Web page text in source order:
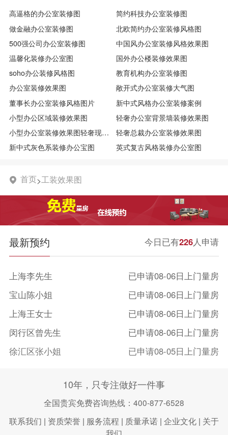
高逼格的办公室装修图
简约科技办公室装修图
做金融办公室装修图
北欧简约办公室装修风格图
500强公司办公室装修图
中国风办公室装修风格效果图
温馨化装修办公室图
国外办公楼装修效果图
soho办公装修风格图
教育机构办公室装修图
办公室装修效果图
敞开式办公室装修大气图
董事长办公室装修风格图片
新中式风格办公室装修案例
小型办公区域装修效果图
轻奢办公室背景墙装修效果图
小型办公室装修效果图轻奢现代图
轻奢总裁办公室装修效果图
新中式灰色系装修办公宝图
英式复古风格装修办公室图
 首页>工装效果图
最新预约 今日已有226人申请
上海李先生
已申请08-06日上门量房
宝山陈小姐
已申请08-06日上门量房
上海王女士
已申请08-06日上门量房
闵行区曾先生
已申请08-06日上门量房
徐汇区张小姐
已申请08-05日上门量房
已申请08-07日上门量房
浦东新区徐小姐
已申请08-07日上门量房
10年，只专注做好一件事
全国贵宾免费咨询热线：400-877-6528
联系我们 | 资质荣誉 | 服务流程 | 质量承诺 | 企业文化 | 关于